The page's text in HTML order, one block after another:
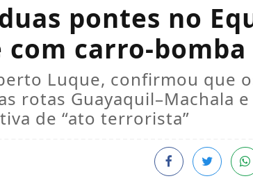
pontes no
carro-bomba
Luque, confirmou que
rotas Guayaquil–Machala e
de “ato terrorista”